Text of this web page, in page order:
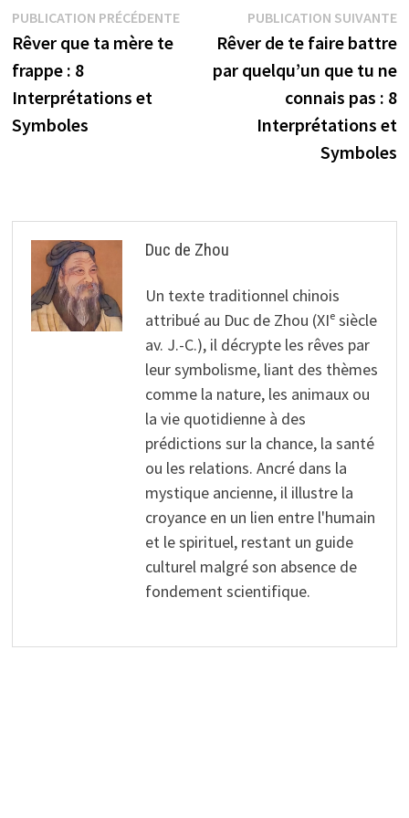
Navigation
de
l’article
PUBLICATION PRÉCÉDENTEPublication
précédente :
Rêver que ta mère te
frappe : 8
Interprétations et
Symboles
PUBLICATION SUIVANTE
Rêver de te faire battre
par quelqu’un que tu ne
connais pas : 8
Interprétations et
Symboles
Duc de Zhou
Un texte traditionnel chinois
attribué au Duc de Zhou (XIᵉ siècle
av. J.-C.), il décrypte les rêves par
leur symbolisme, liant des thèmes
comme la nature, les animaux ou
la vie quotidienne à des
prédictions sur la chance, la santé
ou les relations. Ancré dans la
mystique ancienne, il illustre la
croyance en un lien entre l'humain
et le spirituel, restant un guide
culturel malgré son absence de
fondement scientifique.